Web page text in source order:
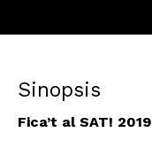
Sinopsis
Fica’t al SAT! 2019